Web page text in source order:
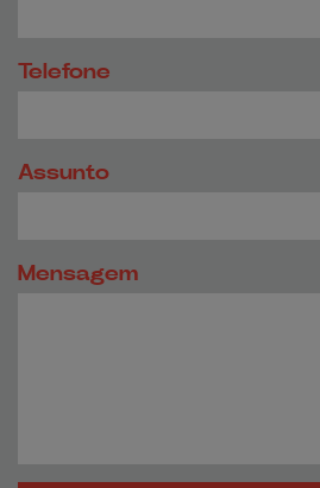
Telefone
Assunto
Mensagem